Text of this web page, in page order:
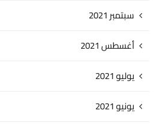
سبتمبر 2021
أغسطس 2021
يوليو 2021
يونيو 2021